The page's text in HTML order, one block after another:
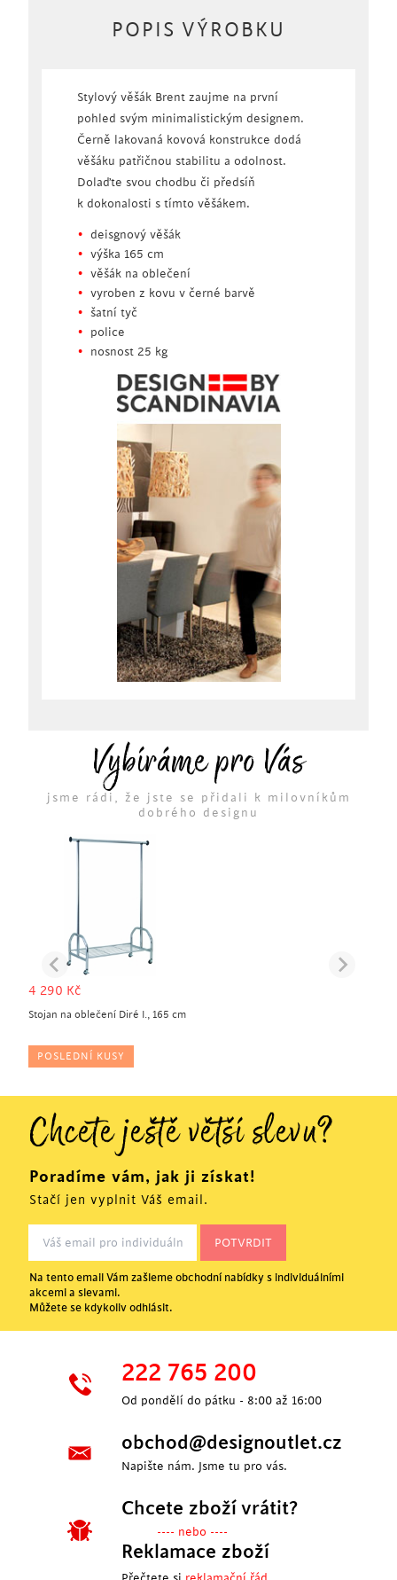
POPIS VÝROBKU
Stylový věšák Brent zaujme na první
pohled svým minimalistickým designem.
Černě lakovaná kovová konstrukce dodá
věšáku patřičnou stabilitu a odolnost.
Dolaďte svou chodbu či předsíň
k dokonalosti s tímto věšákem.
deisgnový věšák
výška 165 cm
věšák na oblečení
vyroben z kovu v černé barvě
šatní tyč
police
nosnost 25 kg
Vybíráme pro Vás
jsme rádi, že jste se přidali k milovníkům
dobrého designu
4 290 Kč
Stojan na oblečení Diré I., 165 cm
POSLEDNÍ KUSY
Chcete ještě větší slevu?
Poradíme vám, jak ji získat!
Stačí jen vyplnit Váš email.
Na tento email Vám zašleme obchodní nabídky s individuálními
akcemi a slevami.
Můžete se kdykoliv odhlásit.
222 765 200
Od pondělí do pátku - 8:00 až 16:00
obchod@designoutlet.cz
Napište nám. Jsme tu pro vás.
Chcete zboží vrátit?
---- nebo ----
Reklamace zboží
Přečtete si reklamační řád